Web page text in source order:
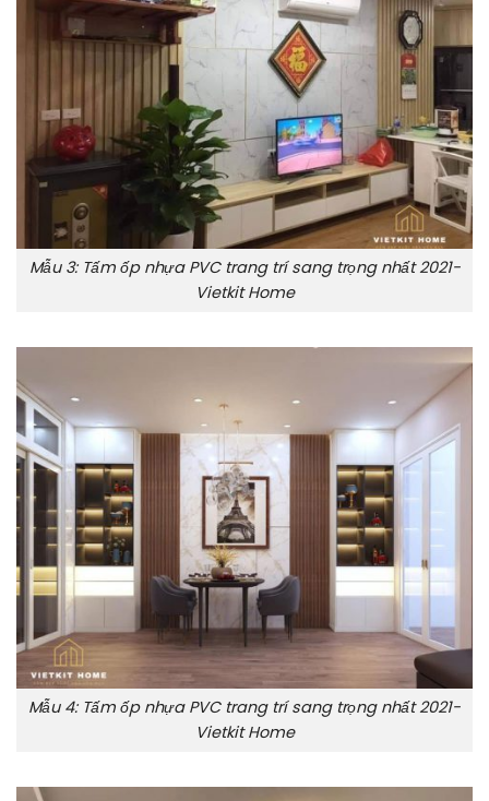
Mẫu 3: Tấm ốp nhựa PVC trang trí sang trọng nhất 2021-
Vietkit Home
Mẫu 4: Tấm ốp nhựa PVC trang trí sang trọng nhất 2021-
Vietkit Home